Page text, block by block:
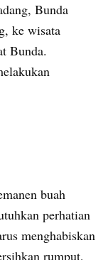
Bunda
ke wisata
Bunda.
buah
perhatian
menghabiskan
rumput,